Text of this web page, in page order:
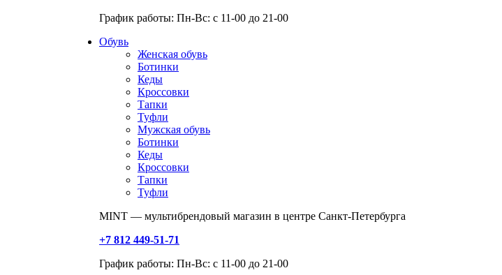
График работы: Пн-Вс: с 11-00 до 21-00
Обувь
Женская обувь
Ботинки
Кеды
Кроссовки
Тапки
Туфли
Мужская обувь
Ботинки
Кеды
Кроссовки
Тапки
Туфли
MINT — мультибрендовый магазин в центре Санкт-Петербурга
+7 812 449-51-71
График работы: Пн-Вс: с 11-00 до 21-00